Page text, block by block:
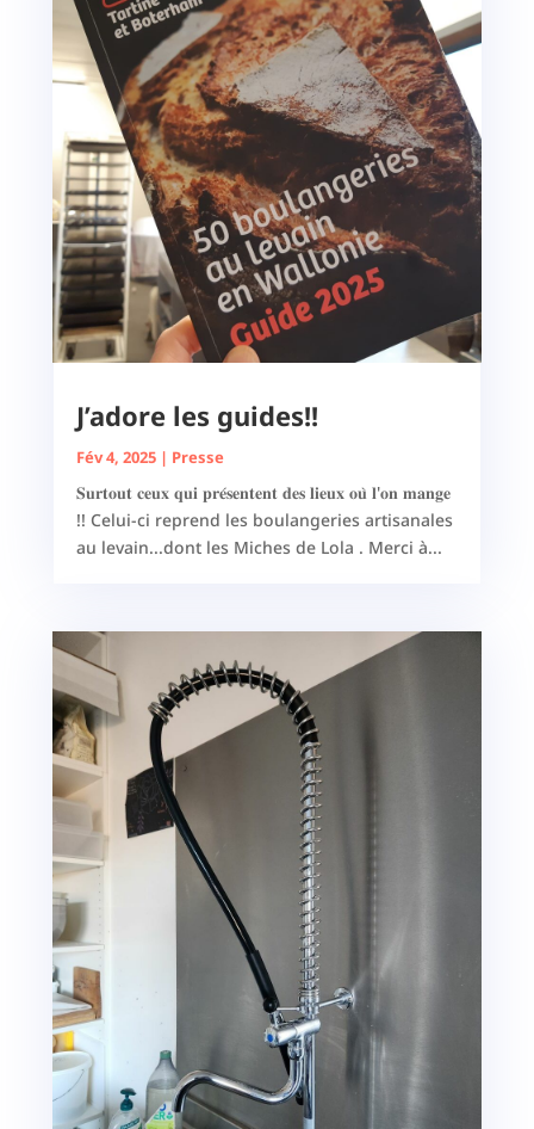
J’adore les guides!!
Fév 4, 2025| Presse
𝐒𝐮𝐫𝐭𝐨𝐮𝐭 𝐜𝐞𝐮𝐱 𝐪𝐮𝐢 𝐩𝐫𝐞́𝐬𝐞𝐧𝐭𝐞𝐧𝐭 𝐝𝐞𝐬 𝐥𝐢𝐞𝐮𝐱 𝐨𝐮̀ 𝐥'𝐨𝐧 𝐦𝐚𝐧𝐠𝐞
!! Celui-ci reprend les boulangeries artisanales
au levain...dont les Miches de Lola . Merci à...